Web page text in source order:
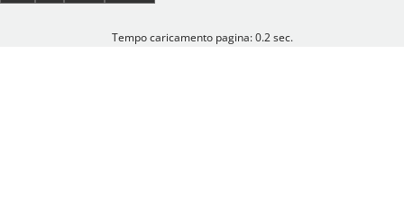
Tempo caricamento pagina: 0.2 sec.